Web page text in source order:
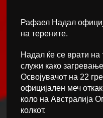
Рафаел Надал
на терените.
Надал ќе се врати на
служи како
Освојувачот на 22
официјален меч
коло на Австралија
колкот.